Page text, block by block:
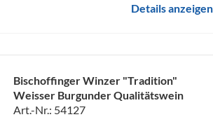
Details anzeigen
Bischoffinger Winzer "Tradition"
Weisser Burgunder Qualitätswein
Art.-Nr.: 54127